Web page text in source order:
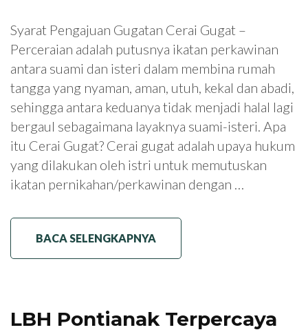
Syarat Pengajuan Gugatan Cerai Gugat –
Perceraian adalah putusnya ikatan perkawinan
antara suami dan isteri dalam membina rumah
tangga yang nyaman, aman, utuh, kekal dan abadi,
sehingga antara keduanya tidak menjadi halal lagi
bergaul sebagaimana layaknya suami-isteri. Apa
itu Cerai Gugat? Cerai gugat adalah upaya hukum
yang dilakukan oleh istri untuk memutuskan
ikatan pernikahan/perkawinan dengan …
BACA SELENGKAPNYA
LBH Pontianak Terpercaya